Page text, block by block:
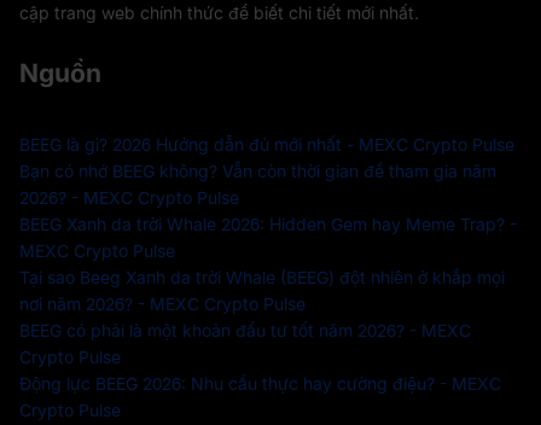
cập trang web chính thức để biết chi tiết mới nhất.
Nguồn
BEEG là gì? 2026 Hướng dẫn đủ mới nhất - MEXC Crypto Pulse
Bạn có nhớ BEEG không? Vẫn còn thời gian để tham gia năm
2026? - MEXC Crypto Pulse
BEEG Xanh da trời Whale 2026: Hidden Gem hay Meme Trap? -
MEXC Crypto Pulse
Tại sao Beeg Xanh da trời Whale (BEEG) đột nhiên ở khắp mọi
nơi năm 2026? - MEXC Crypto Pulse
BEEG có phải là một khoản đầu tư tốt năm 2026? - MEXC
Crypto Pulse
Động lực BEEG 2026: Nhu cầu thực hay cường điệu? - MEXC
Crypto Pulse